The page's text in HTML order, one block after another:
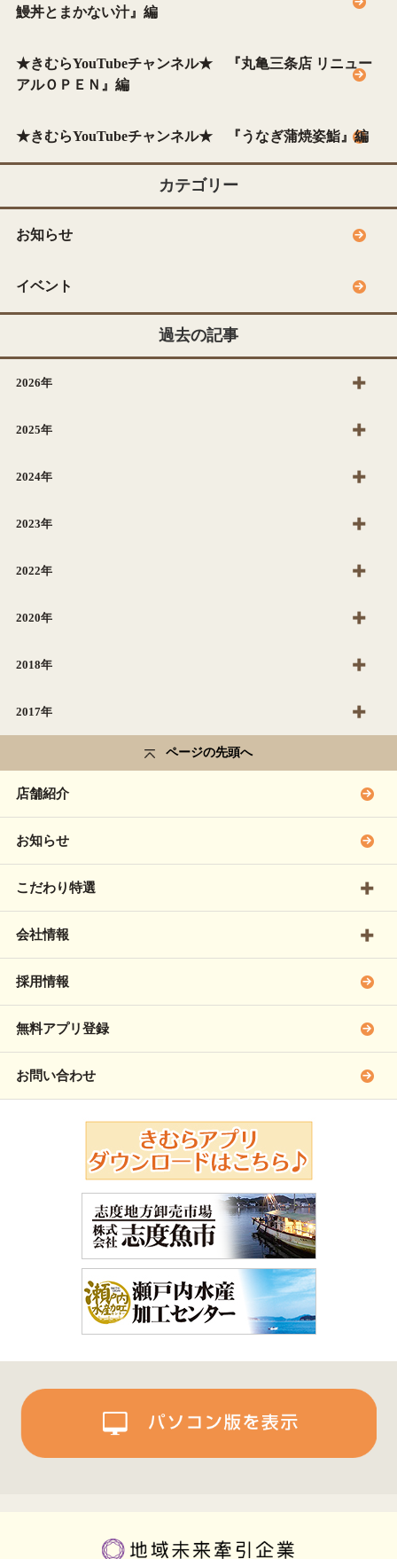
鰻丼とまかない汁』編
★きむらYouTubeチャンネル★ 『丸亀三条店 リニュー
アルＯＰＥＮ』編
★きむらYouTubeチャンネル★ 『うなぎ蒲焼姿鮨』編
カテゴリー
お知らせ
イベント
過去の記事
2026年
2025年
2024年
2023年
2022年
2020年
2018年
2017年
ページの先頭へ
店舗紹介
お知らせ
こだわり特選
会社情報
採用情報
無料アプリ登録
お問い合わせ